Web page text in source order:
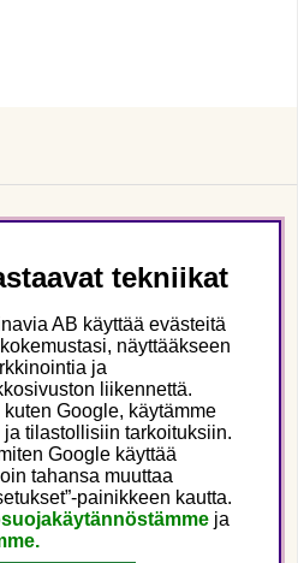
tekniikat
AB käyttää evästeitä
näyttääkseen
ja
liikennettä.
Google, käytämme
tilastollisiin tarkoituksiin.
Google käyttää
tahansa muuttaa
painikkeen kautta.
ja